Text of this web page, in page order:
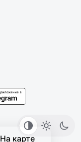
На карте